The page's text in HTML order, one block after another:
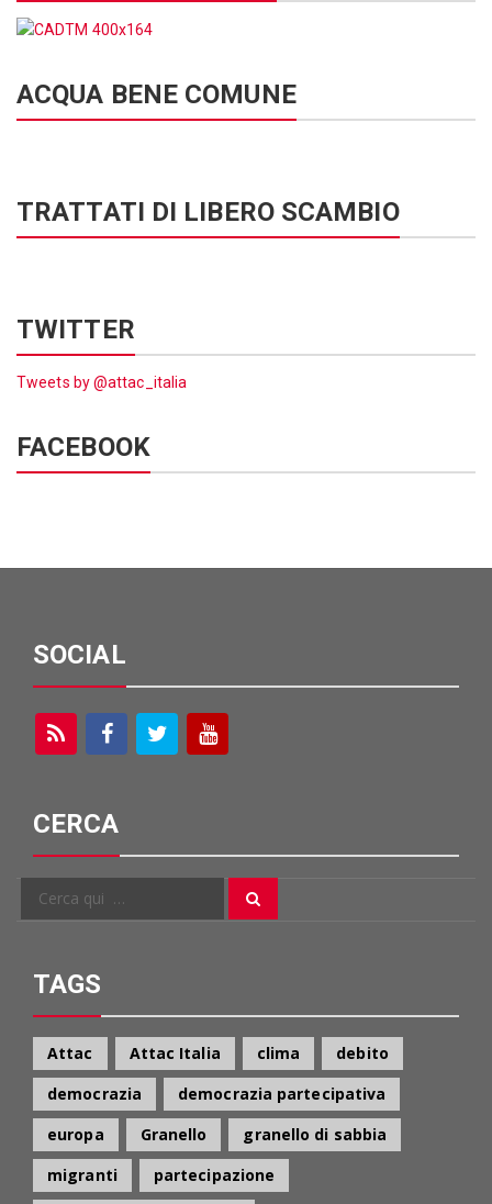
ACQUA BENE COMUNE
TRATTATI DI LIBERO SCAMBIO
TWITTER
Tweets by @attac_italia
FACEBOOK
SOCIAL
CERCA
Cerca
TAGS
Attac Attac Italia clima
debito
democrazia
democrazia partecipativa
europa
Granello
granello di sabbia
migranti
partecipazione